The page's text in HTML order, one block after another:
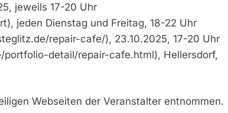
jeweils 17-20 Uhr
jeden Dienstag und Freitag, 18-22 Uhr
repair-cafe/), 23.10.2025, 17-20 Uhr
portfolio-detail/repair-cafe.html), Hellersdorf,
Webseiten der Veranstalter entnommen.